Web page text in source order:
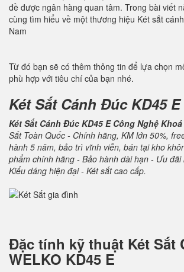
đề được ngân hàng quan tâm. Trong bài viết
cùng tìm hiểu về một thương hiệu Két sắt
Nam
Từ đó bạn sẽ có thêm thông tin để lựa chọn
phù hợp với tiêu chí của bạn nhé.
Két Sắt Cánh Đúc KD45 E
Két Sắt Cánh Đúc KD45 E Công Nghệ
Sắt Toàn Quốc - Chính hãng, KM lớn 50%,
hành 5 năm, bảo trì vĩnh viễn, bán tại kho
phẩm chính hãng - Bảo hành dài hạn - Ưu đãi
Kiểu dáng hiện đại - Két sắt cao cấp.
Đặc tính kỹ thuật Két Sắt
WELKO KD45 E